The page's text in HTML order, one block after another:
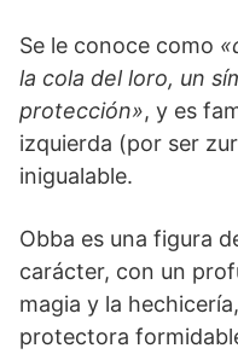
Se le conoce como
la cola del loro, un
protección», y es
izquierda (por ser
inigualable.
Obba es una figura
carácter, con un
magia y la
protectora